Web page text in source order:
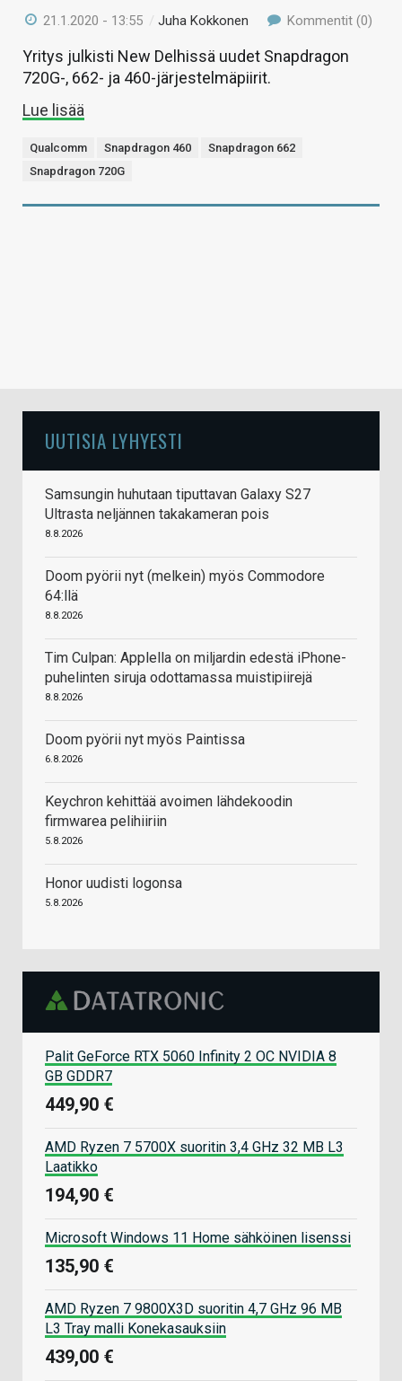
21.1.2020 - 13:55 /Juha Kokkonen Kommentit (0)
Yritys julkisti New Delhissä uudet Snapdragon
720G-, 662- ja 460-järjestelmäpiirit.
Lue lisää
Qualcomm Snapdragon 460
Snapdragon 662
Snapdragon 720G
UUTISIA LYHYESTI
Samsungin huhutaan tiputtavan Galaxy S27
Ultrasta neljännen takakameran pois
8.8.2026
Doom pyörii nyt (melkein) myös Commodore
64:llä
8.8.2026
Tim Culpan: Applella on miljardin edestä iPhone-
puhelinten siruja odottamassa muistipiirejä
8.8.2026
Doom pyörii nyt myös Paintissa
6.8.2026
Keychron kehittää avoimen lähdekoodin
firmwarea pelihiiriin
5.8.2026
Honor uudisti logonsa
5.8.2026
Palit GeForce RTX 5060 Infinity 2 OC NVIDIA 8
GB GDDR7
449,90 €
AMD Ryzen 7 5700X suoritin 3,4 GHz 32 MB L3
Laatikko
194,90 €
Microsoft Windows 11 Home sähköinen lisenssi
135,90 €
AMD Ryzen 7 9800X3D suoritin 4,7 GHz 96 MB
L3 Tray malli Konekasauksiin
439,00 €